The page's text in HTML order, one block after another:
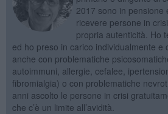
2017 sono in pensione
ricevere persone in
propria autenticità. Ho
ed ho preso in carico individualmente e
anche con problematiche
autoimmuni, allergie, cefalee,
fibromialgia) o con problematiche
anni ascolto le persone in crisi
che c’è un limite all’avidità.